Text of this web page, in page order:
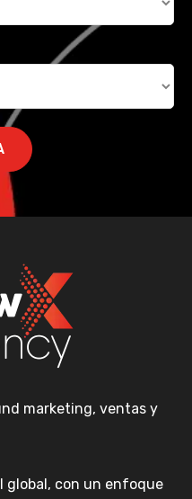
marketing, ventas y
global, con un enfoque